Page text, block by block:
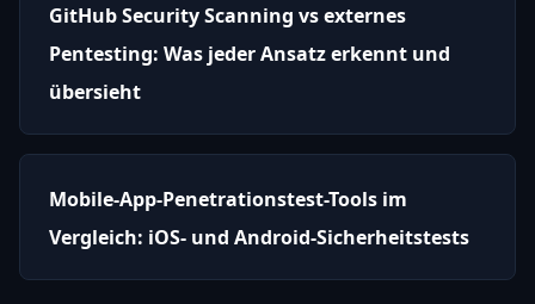
GitHub Security Scanning vs externes
Pentesting: Was jeder Ansatz erkennt und
übersieht
Mobile-App-Penetrationstest-Tools im
Vergleich: iOS- und Android-Sicherheitstests